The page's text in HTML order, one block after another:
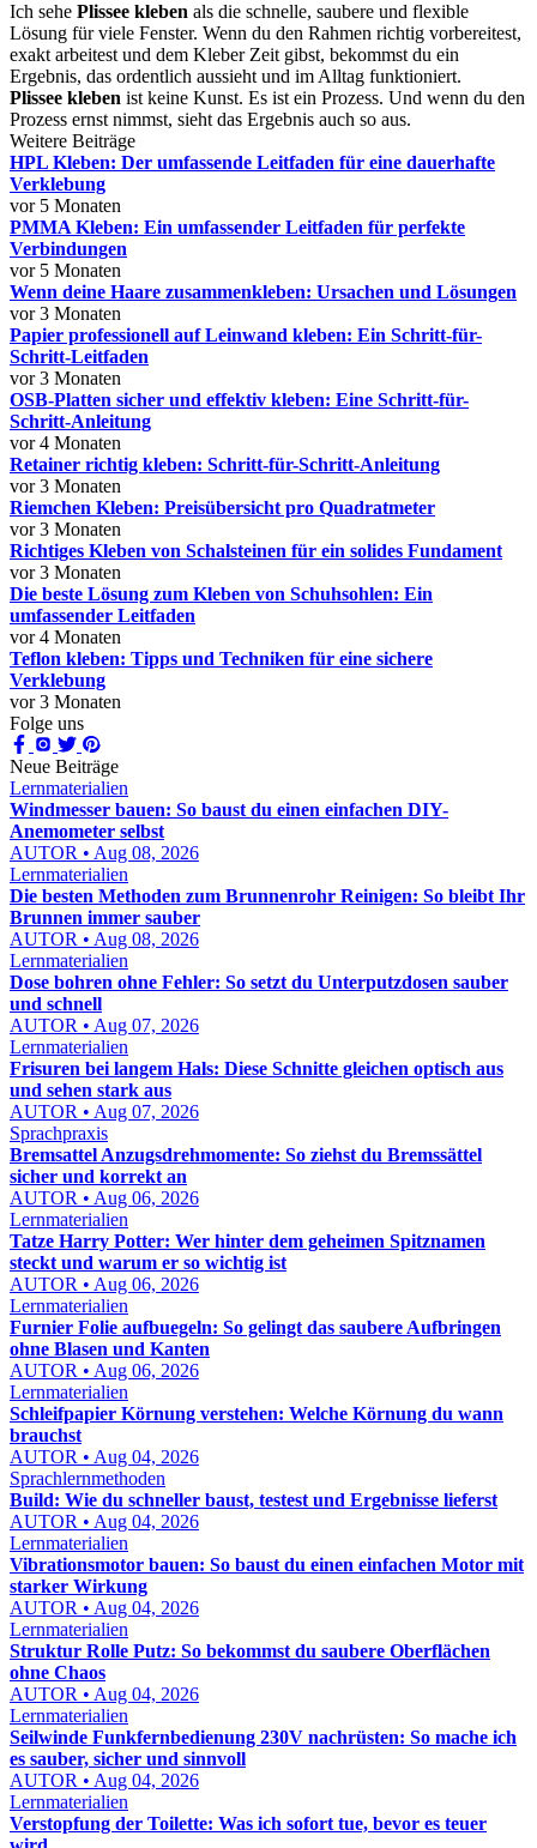
Ich sehe Plissee kleben als die schnelle, saubere und flexible
Lösung für viele Fenster. Wenn du den Rahmen richtig vorbereitest,
exakt arbeitest und dem Kleber Zeit gibst, bekommst du ein
Ergebnis, das ordentlich aussieht und im Alltag funktioniert.
Plissee kleben ist keine Kunst. Es ist ein Prozess. Und wenn du den
Prozess ernst nimmst, sieht das Ergebnis auch so aus.
Weitere Beiträge
HPL Kleben: Der umfassende Leitfaden für eine dauerhafte
Verklebung
vor 5 Monaten
PMMA Kleben: Ein umfassender Leitfaden für perfekte
Verbindungen
vor 5 Monaten
Wenn deine Haare zusammenkleben: Ursachen und Lösungen
vor 3 Monaten
Papier professionell auf Leinwand kleben: Ein Schritt-für-
Schritt-Leitfaden
vor 3 Monaten
OSB-Platten sicher und effektiv kleben: Eine Schritt-für-
Schritt-Anleitung
vor 4 Monaten
Retainer richtig kleben: Schritt-für-Schritt-Anleitung
vor 3 Monaten
Riemchen Kleben: Preisübersicht pro Quadratmeter
vor 3 Monaten
Richtiges Kleben von Schalsteinen für ein solides Fundament
vor 3 Monaten
Die beste Lösung zum Kleben von Schuhsohlen: Ein
umfassender Leitfaden
vor 4 Monaten
Teflon kleben: Tipps und Techniken für eine sichere
Verklebung
vor 3 Monaten
Folge uns
Neue Beiträge
Lernmaterialien
Windmesser bauen: So baust du einen einfachen DIY-
Anemometer selbst
AUTOR • Aug 08, 2026
Lernmaterialien
Die besten Methoden zum Brunnenrohr Reinigen: So bleibt Ihr
Brunnen immer sauber
AUTOR • Aug 08, 2026
Lernmaterialien
Dose bohren ohne Fehler: So setzt du Unterputzdosen sauber
und schnell
AUTOR • Aug 07, 2026
Lernmaterialien
Frisuren bei langem Hals: Diese Schnitte gleichen optisch aus
und sehen stark aus
AUTOR • Aug 07, 2026
Sprachpraxis
Bremsattel Anzugsdrehmomente: So ziehst du Bremssättel
sicher und korrekt an
AUTOR • Aug 06, 2026
Lernmaterialien
Tatze Harry Potter: Wer hinter dem geheimen Spitznamen
steckt und warum er so wichtig ist
AUTOR • Aug 06, 2026
Lernmaterialien
Furnier Folie aufbuegeln: So gelingt das saubere Aufbringen
ohne Blasen und Kanten
AUTOR • Aug 06, 2026
Lernmaterialien
Schleifpapier Körnung verstehen: Welche Körnung du wann
brauchst
AUTOR • Aug 04, 2026
Sprachlernmethoden
Build: Wie du schneller baust, testest und Ergebnisse lieferst
AUTOR • Aug 04, 2026
Lernmaterialien
Vibrationsmotor bauen: So baust du einen einfachen Motor mit
starker Wirkung
AUTOR • Aug 04, 2026
Lernmaterialien
Struktur Rolle Putz: So bekommst du saubere Oberflächen
ohne Chaos
AUTOR • Aug 04, 2026
Lernmaterialien
Seilwinde Funkfernbedienung 230V nachrüsten: So mache ich
es sauber, sicher und sinnvoll
AUTOR • Aug 04, 2026
Lernmaterialien
Verstopfung der Toilette: Was ich sofort tue, bevor es teuer